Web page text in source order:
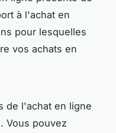
à l'achat en
pour lesquelles
vos achats en
de l'achat en ligne
Vous pouvez